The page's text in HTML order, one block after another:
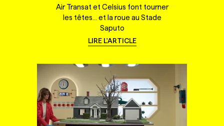
Air Transat et Celsius font tourner
les têtes... et la roue au Stade
Saputo
LIRE L'ARTICLE